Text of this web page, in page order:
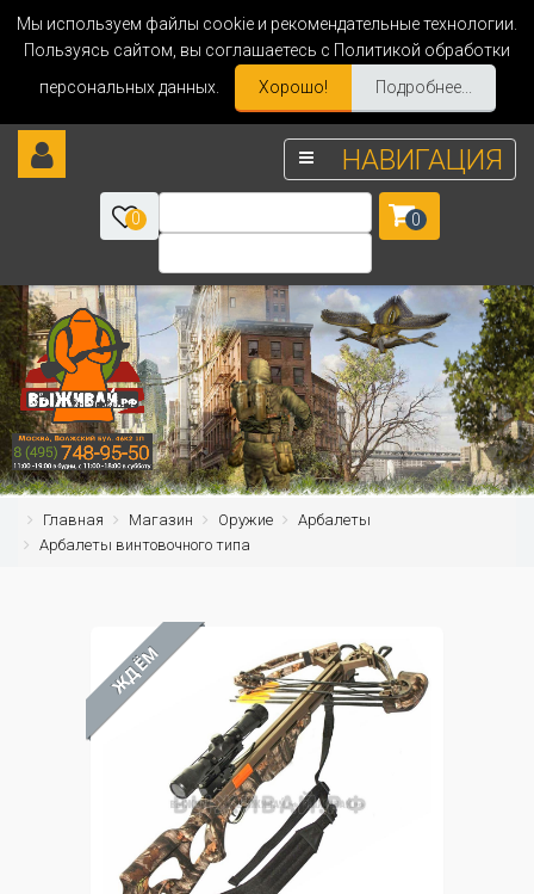
Мы используем файлы cookie и рекомендательные технологии.
Пользуясь сайтом, вы соглашаетесь с Политикой обработки
персональных данных.
Хорошо! Подробнее...
НАВИГАЦИЯ
0 0
Главная Магазин Оружие
Арбалеты
Арбалеты винтовочного типа
ЖДЁМ